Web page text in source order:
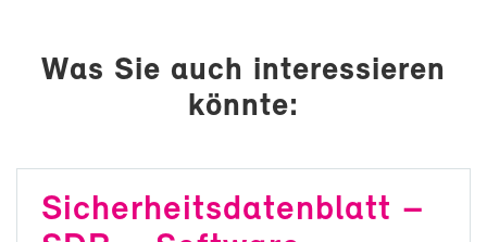
Was Sie auch in­ter­es­sie­ren
könn­te:
Sicherheitsdaten­blatt –